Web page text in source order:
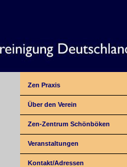
Zen Praxis
Über den Verein
Zen-Zentrum Schönböken
Veranstaltungen
Kontakt/Adressen